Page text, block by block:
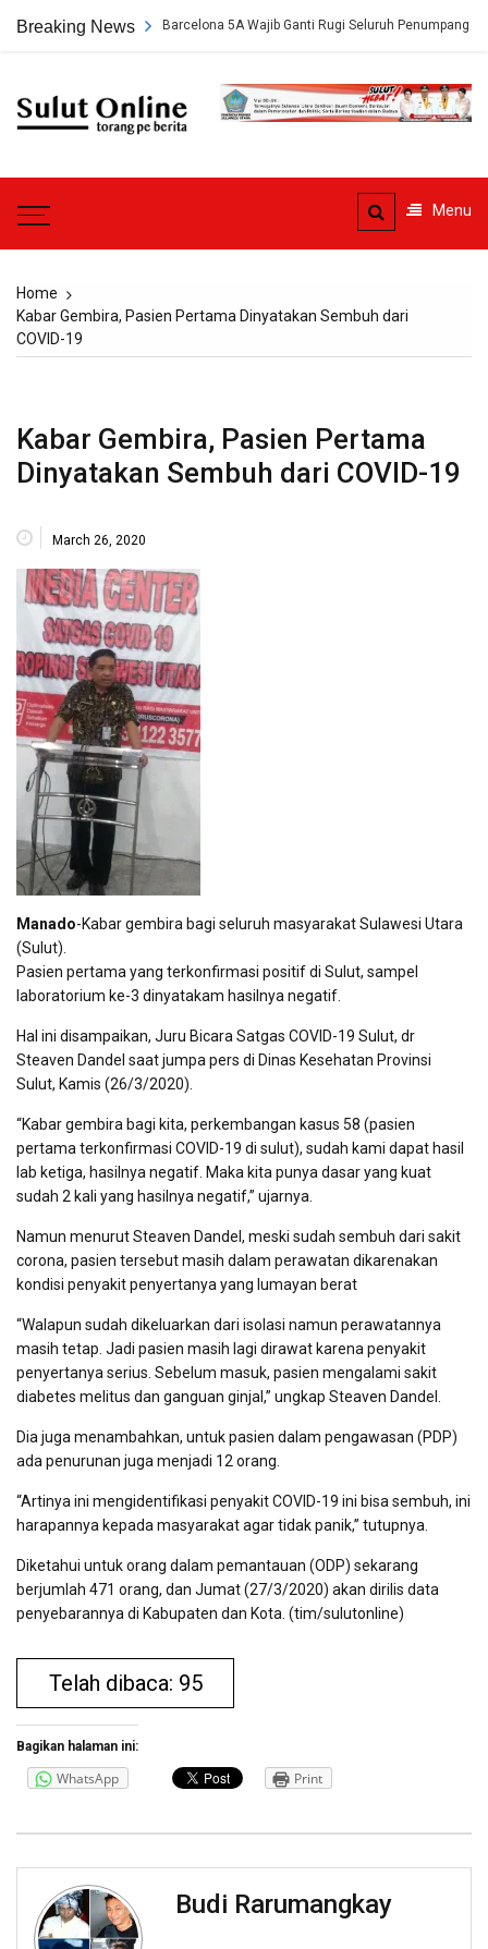
Breaking News
Pengelola KM Barcelona 5A Wajib Ganti Rugi Seluruh Penumpang
Sulut
Menu
Home
Kabar Gembira, Pasien Pertama Dinyatakan Sembuh dari
COVID-19
Kabar Gembira, Pasien Pertama
Dinyatakan Sembuh dari COVID-19
March 26, 2020
Manado-Kabar gembira bagi seluruh masyarakat Sulawesi Utara
(Sulut).
Pasien pertama yang terkonfirmasi positif di Sulut, sampel
laboratorium ke-3 dinyatakam hasilnya negatif.
Hal ini disampaikan, Juru Bicara Satgas COVID-19 Sulut, dr
Steaven Dandel saat jumpa pers di Dinas Kesehatan Provinsi
Sulut, Kamis (26/3/2020).
“Kabar gembira bagi kita, perkembangan kasus 58 (pasien
pertama terkonfirmasi COVID-19 di sulut), sudah kami dapat hasil
lab ketiga, hasilnya negatif. Maka kita punya dasar yang kuat
sudah 2 kali yang hasilnya negatif,” ujarnya.
Namun menurut Steaven Dandel, meski sudah sembuh dari sakit
corona, pasien tersebut masih dalam perawatan dikarenakan
kondisi penyakit penyertanya yang lumayan berat
“Walapun sudah dikeluarkan dari isolasi namun perawatannya
masih tetap. Jadi pasien masih lagi dirawat karena penyakit
penyertanya serius. Sebelum masuk, pasien mengalami sakit
diabetes melitus dan ganguan ginjal,” ungkap Steaven Dandel.
Dia juga menambahkan, untuk pasien dalam pengawasan (PDP)
ada penurunan juga menjadi 12 orang.
“Artinya ini mengidentifikasi penyakit COVID-19 ini bisa sembuh, ini
harapannya kepada masyarakat agar tidak panik,” tutupnya.
Diketahui untuk orang dalam pemantauan (ODP) sekarang
berjumlah 471 orang, dan Jumat (27/3/2020) akan dirilis data
penyebarannya di Kabupaten dan Kota. (tim/sulutonline)
Telah dibaca: 95
Bagikan halaman ini:
WhatsApp Print
Budi Rarumangkay